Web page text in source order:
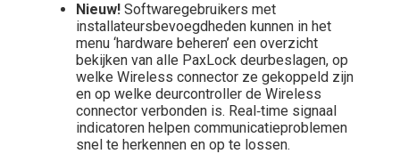
Nieuw! Softwaregebruikers met
installateursbevoegdheden kunnen in het
menu ‘hardware beheren’ een overzicht
bekijken van alle PaxLock deurbeslagen, op
welke Wireless connector ze gekoppeld zijn
en op welke deurcontroller de Wireless
connector verbonden is. Real‑time signaal
indicatoren helpen communicatieproblemen
snel te herkennen en op te lossen.